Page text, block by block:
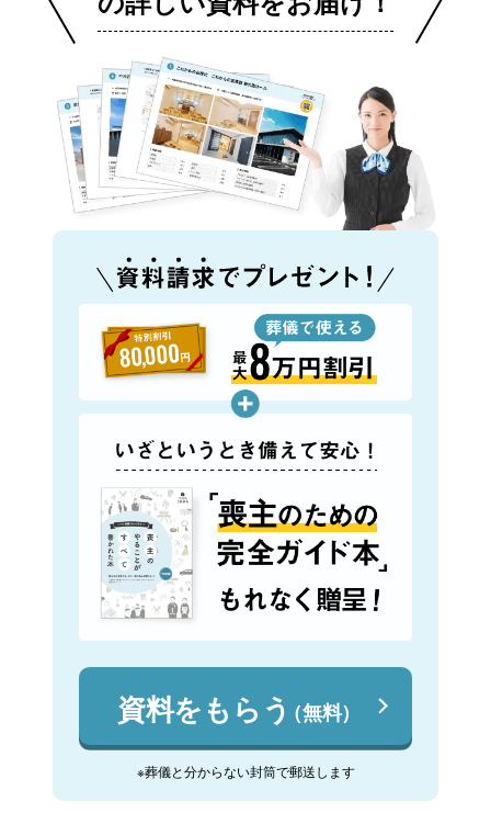
資料をもらう（無料）
※葬儀と分からない封筒で郵送します